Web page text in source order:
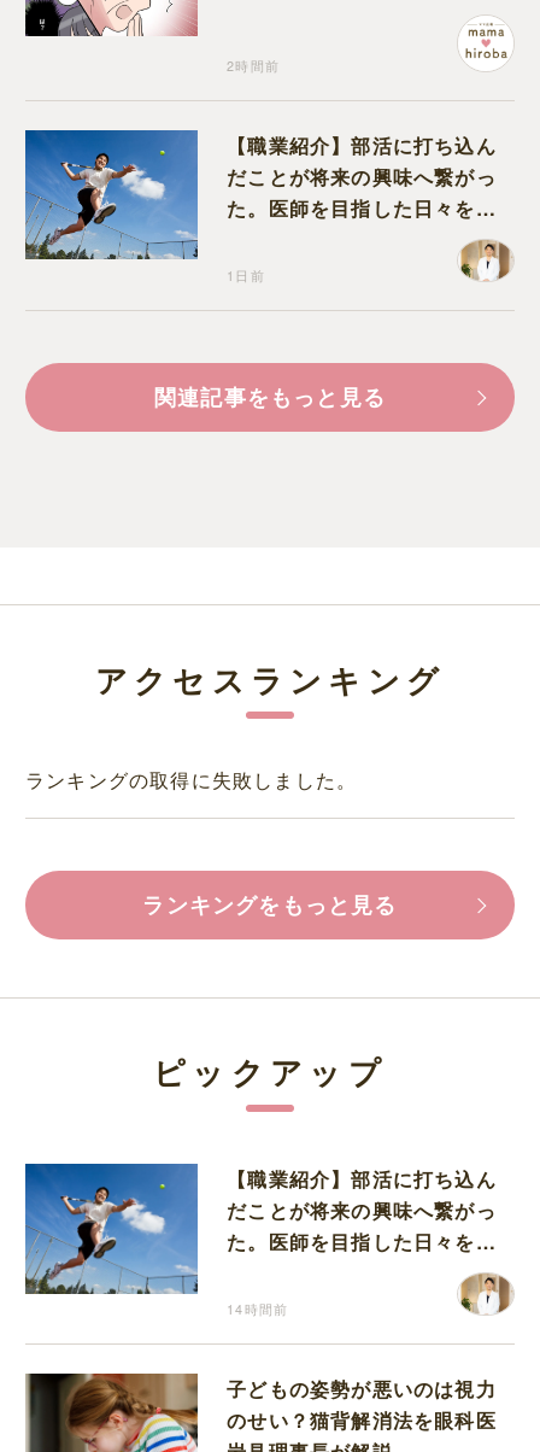
2時間前
【職業紹介】部活に打ち込ん
だことが将来の興味へ繋がっ
た。医師を目指した日々を振
1日前
関連記事をもっと見る
アクセスランキング
ランキングの取得に失敗しました。
ランキングをもっと見る
ピックアップ
【職業紹介】部活に打ち込ん
だことが将来の興味へ繋がっ
た。医師を目指した日々を振
14時間前
子どもの姿勢が悪いのは視力
のせい？猫背解消法を眼科医